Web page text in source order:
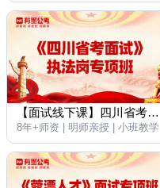
【面试线下课】四川省考面试考试执法岗专项培训班
8年+师资 | 明师亲授 | 小班教学